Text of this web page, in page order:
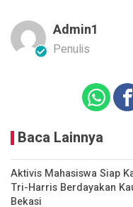
Admin1
Penulis
Baca Lainnya
Aktivis Mahasiswa Siap
Tri-Harris Berdayakan
Bekasi